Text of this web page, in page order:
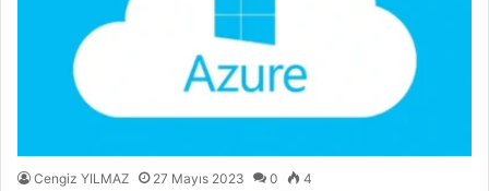
Cengiz YILMAZ 27 Mayıs 2023 0 4